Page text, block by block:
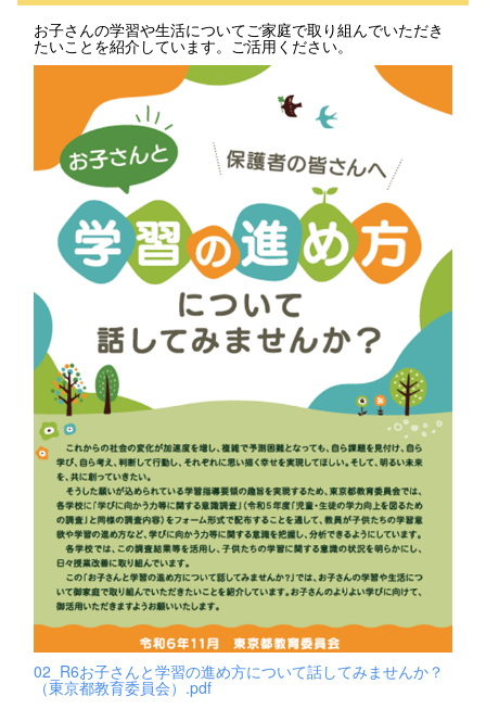
お子さんの学習や生活についてご家庭で取り組んでいただき
たいことを紹介しています。ご活用ください。
02_R6お子さんと学習の進め方について話してみませんか？
（東京都教育委員会）.pdf